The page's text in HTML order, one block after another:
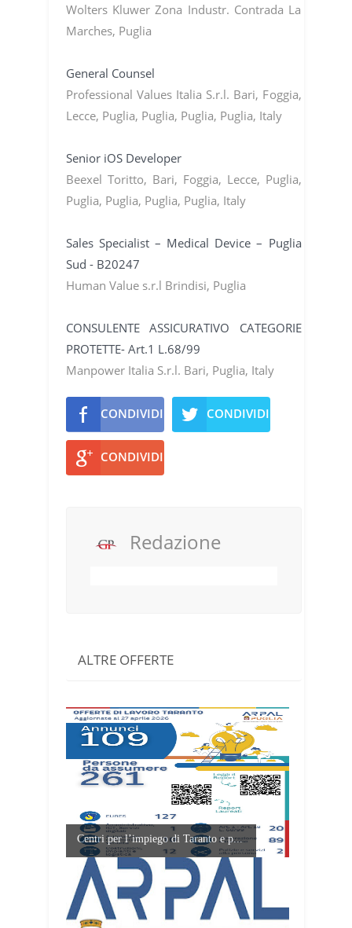
Wolters Kluwer Zona Industr. Contrada La
Marches, Puglia
General Counsel
Professional Values Italia S.r.l. Bari, Foggia,
Lecce, Puglia, Puglia, Puglia, Puglia, Italy
Senior iOS Developer
Beexel Toritto, Bari, Foggia, Lecce, Puglia,
Puglia, Puglia, Puglia, Puglia, Italy
Sales Specialist – Medical Device – Puglia
Sud - B20247
Human Value s.r.l Brindisi, Puglia
CONSULENTE ASSICURATIVO CATEGORIE
PROTETTE- Art.1 L.68/99
Manpower Italia S.r.l. Bari, Puglia, Italy
CONDIVIDI CONDIVIDI
CONDIVIDI
Redazione
ALTRE OFFERTE
Centri per l’impiego di Taranto e p...